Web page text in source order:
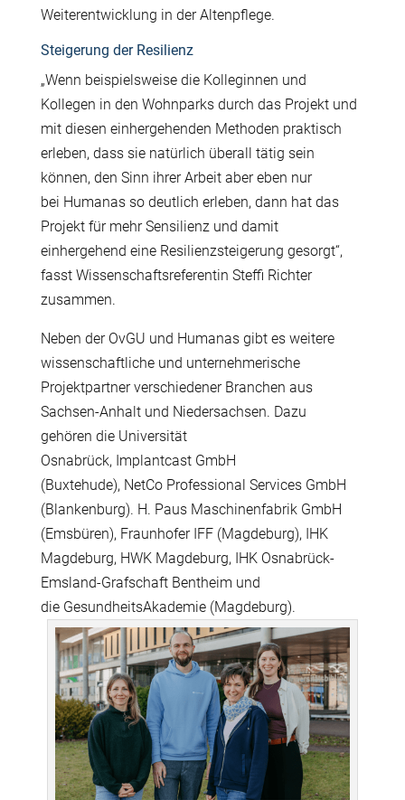
Weiterentwicklung in der Altenpflege.
Steigerung der Resilienz
„Wenn beispielsweise die Kolleginnen und
Kollegen in den Wohnparks durch das Projekt und
mit diesen einhergehenden Methoden praktisch
erleben, dass sie natürlich überall tätig sein
können, den Sinn ihrer Arbeit aber eben nur
bei Humanas so deutlich erleben, dann hat das
Projekt für mehr Sensilienz und damit
einhergehend eine Resilienzsteigerung gesorgt“,
fasst Wissenschaftsreferentin Steffi Richter
zusammen.
Neben der OvGU und Humanas gibt es weitere
wissenschaftliche und unternehmerische
Projektpartner verschiedener Branchen aus
Sachsen-Anhalt und Niedersachsen. Dazu
gehören die Universität
Osnabrück, Implantcast GmbH
(Buxtehude), NetCo Professional Services GmbH
(Blankenburg). H. Paus Maschinenfabrik GmbH
(Emsbüren), Fraunhofer IFF (Magdeburg), IHK
Magdeburg, HWK Magdeburg, IHK Osnabrück-
Emsland-Grafschaft Bentheim und
die GesundheitsAkademie (Magdeburg).